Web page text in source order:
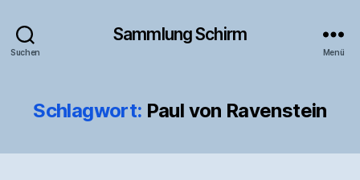
Suchen
Sammlung Schirm
Menü
Schlagwort: Paul von Ravenstein